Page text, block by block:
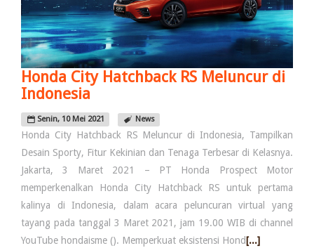
Honda City Hatchback RS Meluncur di
Indonesia
Senin, 10 Mei 2021 News
Honda City Hatchback RS Meluncur di Indonesia, Tampilkan
Desain Sporty, Fitur Kekinian dan Tenaga Terbesar di Kelasnya.
Jakarta, 3 Maret 2021 – PT Honda Prospect Motor
memperkenalkan Honda City Hatchback RS untuk pertama
kalinya di Indonesia, dalam acara peluncuran virtual yang
tayang pada tanggal 3 Maret 2021, jam 19.00 WIB di channel
YouTube hondaisme (). Memperkuat eksistensi Hond[...]